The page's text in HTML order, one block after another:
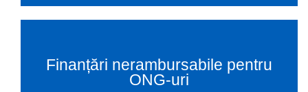
Finanțări nerambursabile pentru
ONG-uri